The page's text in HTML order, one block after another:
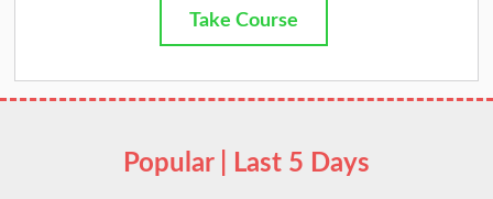
Take Course
Popular | Last 5 Days